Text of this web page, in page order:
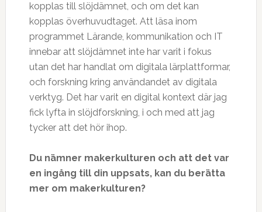
kopplas till slöjdämnet, och om det kan
kopplas överhuvudtaget. Att läsa inom
programmet Lärande, kommunikation och IT
innebar att slöjdämnet inte har varit i fokus
utan det har handlat om digitala lärplattformar,
och forskning kring användandet av digitala
verktyg. Det har varit en digital kontext där jag
fick lyfta in slöjdforskning, i och med att jag
tycker att det hör ihop.
Du nämner makerkulturen och att det var
en ingång till din uppsats, kan du berätta
mer om makerkulturen?